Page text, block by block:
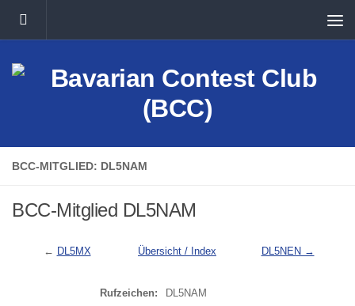
Unter dem Inhalt
BCC-MITGLIED: DL5NAM
BCC-Mitglied DL5NAM
← DL5MX Übersicht / Index DL5NEN →
Rufzeichen: DL5NAM